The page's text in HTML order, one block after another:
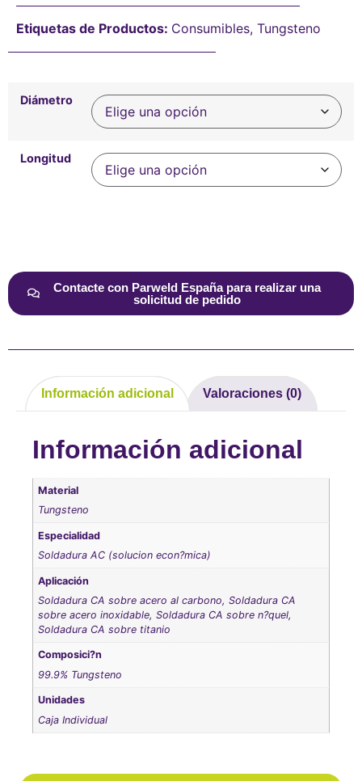
Etiquetas de Productos: Consumibles, Tungsteno
Diámetro
Longitud
Contacte con Parweld España para realizar una
solicitud de pedido
Información adicional Valoraciones (0)
Información adicional
Material
Tungsteno
Especialidad
Soldadura AC (solucion econ?mica)
Aplicación
Soldadura CA sobre acero al carbono, Soldadura CA
sobre acero inoxidable, Soldadura CA sobre n?quel,
Soldadura CA sobre titanio
Composici?n
99.9% Tungsteno
Unidades
Caja Individual